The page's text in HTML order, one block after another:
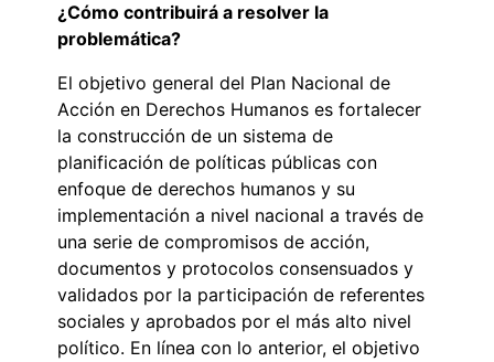
¿Cómo contribuirá a resolver la
problemática?
El objetivo general del Plan Nacional de
Acción en Derechos Humanos es fortalecer
la construcción de un sistema de
planificación de políticas públicas con
enfoque de derechos humanos y su
implementación a nivel nacional a través de
una serie de compromisos de acción,
documentos y protocolos consensuados y
validados por la participación de referentes
sociales y aprobados por el más alto nivel
político. En línea con lo anterior, el objetivo